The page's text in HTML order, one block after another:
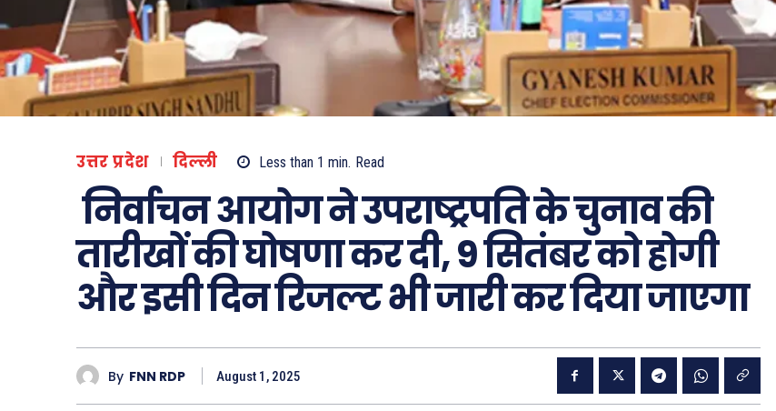
उत्तर प्रदेश दिल्ली Less than 1 min. Read
निर्वाचन आयोग ने उपराष्ट्रपति के चुनाव की
तारीखों की घोषणा कर दी, 9 सितंबर को होगी
और इसी दिन रिजल्ट भी जारी कर दिया जाएगा
By FNN RDP August 1, 2025